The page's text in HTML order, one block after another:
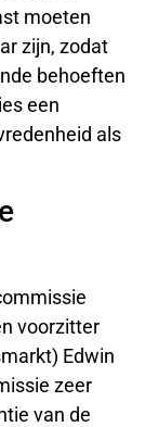
moeten
zijn, zodat
behoeften
een
als
voorzitter
Edwin
zeer
van de